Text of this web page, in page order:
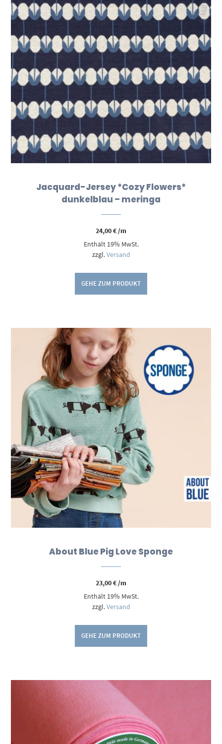
Jacquard-Jersey *Cozy Flowers*
dunkelblau – meringa
24,00€/m
Enthält 19% MwSt.
zzgl.Versand
GEHE ZUM PRODUKT
About Blue Pig Love Sponge
23,00€/m
Enthält 19% MwSt.
zzgl.Versand
GEHE ZUM PRODUKT